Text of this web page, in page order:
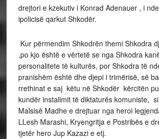
drejtori e kzekutiv i Konrad Adenauer , i
ipolicisë qarkut Shkodër.
Kur përmendim Shkodrën themi Shkodra
,po kjo është e vërtetë se nga Shkodra
personalitete të kulturës, por Shkodra të
pranishëm është dhe djepi i trimërisë, së
rrethinat e saj këtu në Shkodër kërcitën
kundër instalimit të diktaturës komuniste,
Malsisë Madhe e drejtuar nga heroi
LLesh Marashi, Kryengritja e Postribës e
tjetër hero Jup Kazazi e etj.